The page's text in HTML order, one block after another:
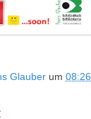
Glauber um 08:26